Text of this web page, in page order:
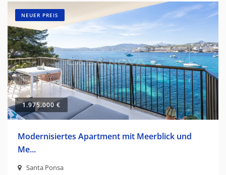
NEUER PREIS
1.975.000 €
Modernisiertes Apartment mit Meerblick und
Me...
Santa Ponsa